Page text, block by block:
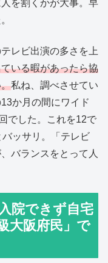
を割くかが大事。早
レビ出演の多さを上
いる暇があったら協
私ね、調べさせてい
か月の間にワイド
でした。これを12で
ッサリ。「テレビ
バランスをとって人
院できず自宅
大阪府民」で